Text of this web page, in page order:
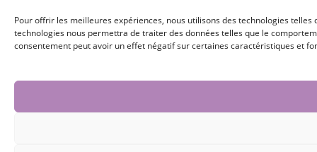
Pour offrir les meilleures expériences, nous utilisons des technologies
technologies nous permettra de traiter des données telles que le
consentement peut avoir un effet négatif sur certaines caractéristiques et